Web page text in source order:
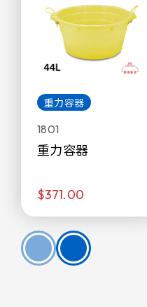
重力容器
1801
重力容器
$371.00